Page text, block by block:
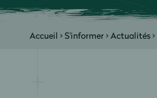
Accueil >S'informer>Actualités>